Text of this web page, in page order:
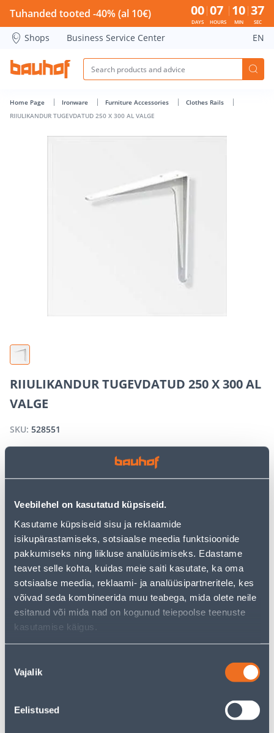
Veebilehel on kasutatud küpsiseid.
Kasutame küpsiseid sisu ja reklaamide
isikupärastamiseks, sotsiaalse meedia funktsioonide
pakkumiseks ning liikluse analüüsimiseks. Edastame
teavet selle kohta, kuidas meie saiti kasutate, ka oma
sotsiaalse meedia, reklaami- ja analüüsipartneritele, kes
võivad seda kombineerida muu teabega, mida olete neile
esitanud või mida nad on kogunud teiepoolse teenuste
kasutamise käigus.
valik
Vajalik
Eelistused
RIIULIKANDUR TUGEVDATUD 250 X 300 AL VALGE - Bauhof
Tuhanded tooted -40% (al 10€) 00
DAYS
07
HOURS
10
MIN
37
SEC
Shops Business Service Center EN
Home Page Ironware Furniture Accessories
Clothes Rails
RIIULIKANDUR TUGEVDATUD 250 X 300 AL VALGE
RIIULIKANDUR TUGEVDATUD 250 X 300 AL
VALGE
SKU: 528551
We apologize, but we inform you that the desired
product is currently temporarily out of stock due to
high demand. However, we offer excellent alternatives
from the same
product category
just as much joy!
But your shopping pleasure doesn't have to end here -
you can continue your research by returningto the
homepage or use our powerful search function to
discover even more great options. Happy shopping!
Specification